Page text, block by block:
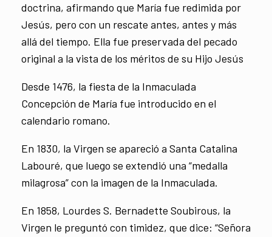
doctrina, afirmando que María fue redimida por
Jesús, pero con un rescate antes, antes y más
allá del tiempo. Ella fue preservada del pecado
original a la vista de los méritos de su Hijo Jesús
Desde 1476, la fiesta de la Inmaculada
Concepción de María fue introducido en el
calendario romano.
En 1830, la Virgen se apareció a Santa Catalina
Labouré, que luego se extendió una “medalla
milagrosa” con la imagen de la Inmaculada.
En 1858, Lourdes S. Bernadette Soubirous, la
Virgen le preguntó con timidez, que dice: “Señora